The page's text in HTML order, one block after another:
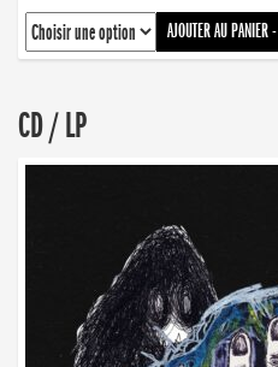
AJOUTER AU PANIER-
CD / LP